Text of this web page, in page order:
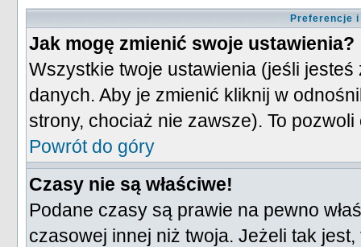
Preferencje
Jak mogę zmienić swoje ustawienia?
Wszystkie twoje ustawienia (jeśli
danych. Aby je zmienić kliknij w
strony, chociaż nie zawsze). To
Powrót do góry
Czasy nie są właściwe!
Podane czasy są prawie na pewno
czasowej innej niż twoja. Jeżeli tak